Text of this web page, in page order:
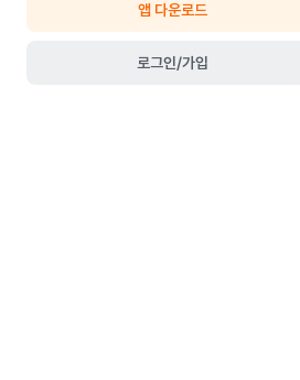
앱 다운로드
로그인/가입